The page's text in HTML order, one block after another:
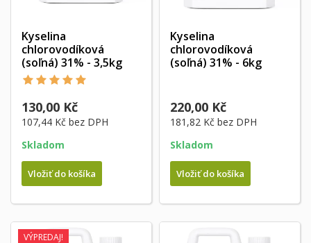
Kyselina
chlorovodíková
(soľná) 31% - 3,5kg
130,00 Kč
107,44 Kč bez DPH
Skladom
Vložiť do košíka
Kyselina
chlorovodíková
(soľná) 31% - 6kg
220,00 Kč
181,82 Kč bez DPH
Skladom
Vložiť do košíka
VÝPREDAJ!